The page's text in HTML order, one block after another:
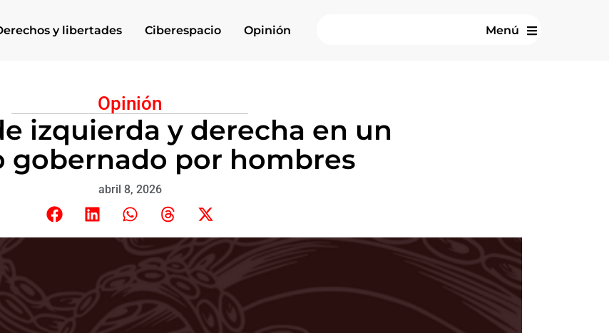
y libertades Ciberespacio Opinión Menú
Opinión
izquierda y derecha en un
gobernado por hombres
abril 8, 2026